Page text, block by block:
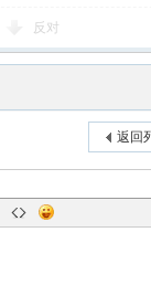
反对
返回